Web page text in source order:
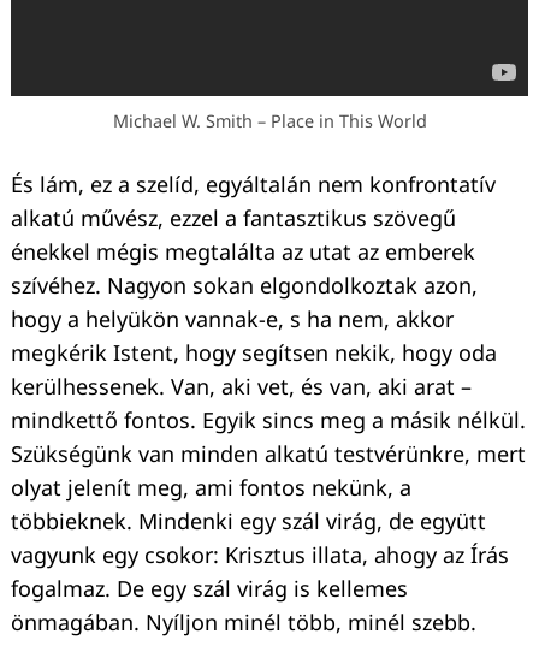
Michael W. Smith – Place in This World
És lám, ez a szelíd, egyáltalán nem konfrontatív
alkatú művész, ezzel a fantasztikus szövegű
énekkel mégis megtalálta az utat az emberek
szívéhez. Nagyon sokan elgondolkoztak azon,
hogy a helyükön vannak-e, s ha nem, akkor
megkérik Istent, hogy segítsen nekik, hogy oda
kerülhessenek. Van, aki vet, és van, aki arat –
mindkettő fontos. Egyik sincs meg a másik nélkül.
Szükségünk van minden alkatú testvérünkre, mert
olyat jelenít meg, ami fontos nekünk, a
többieknek. Mindenki egy szál virág, de együtt
vagyunk egy csokor: Krisztus illata, ahogy az Írás
fogalmaz. De egy szál virág is kellemes
önmagában. Nyíljon minél több, minél szebb.